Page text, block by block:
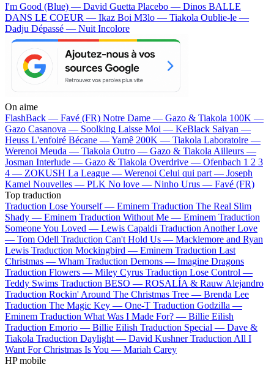
I'm Good (Blue) — David Guetta Placebo — Dinos BALLE
DANS LE COEUR — Ikaz Boi M3lo — Tiakola Oublie-le —
Dadju Dépassé — Nuit Incolore
On aime
FlashBack — Favé (FR) Notre Dame — Gazo & Tiakola 100K —
Gazo Casanova — Soolking Laisse Moi — KeBlack Saiyan —
Heuss L'enfoiré Bécane —Yamê 200K — Tiakola Laboratoire —
Werenoi Meuda — Tiakola Outro — Gazo & Tiakola Ailleurs —
Josman Interlude — Gazo & Tiakola Overdrive — Ofenbach 1 2 3
4 — ZOKUSH La League — Werenoi Celui qui part — Joseph
Kamel Nouvelles — PLK No love — Ninho Urus — Favé (FR)
Top traduction
Traduction Lose Yourself — Eminem Traduction The Real Slim
Shady — Eminem Traduction Without Me — Eminem Traduction
Someone You Loved — Lewis Capaldi Traduction Another Love
— Tom Odell Traduction Can't Hold Us — Macklemore and Ryan
Lewis Traduction Mockingbird — Eminem Traduction Last
Christmas — Wham Traduction Demons — Imagine Dragons
Traduction Flowers — Miley Cyrus Traduction Lose Control —
Teddy Swims Traduction BESO — ROSALÍA & Rauw Alejandro
Traduction Rockin' Around The Christmas Tree — Brenda Lee
Traduction The Magic Key — One-T Traduction Godzilla —
Eminem Traduction What Was I Made For? — Billie Eilish
Traduction Emorio — Billie Eilish Traduction Special — Dave &
Tiakola Traduction Daylight — David Kushner Traduction All I
Want For Christmas Is You — Mariah Carey
HP mobile